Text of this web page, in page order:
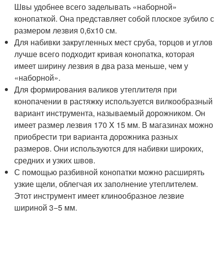
Швы удобнее всего заделывать «наборной»
конопаткой. Она представляет собой плоское зубило с
размером лезвия 0,6x10 см.
Для набивки закругленных мест сруба, торцов и углов
лучше всего подходит кривая конопатка, которая
имеет ширину лезвия в два раза меньше, чем у
«наборной».
Для формирования валиков утеплителя при
конопачении в растяжку используется вилкообразный
вариант инструмента, называемый дорожником. Он
имеет размер лезвия 170 X 15 мм. В магазинах можно
приобрести три варианта дорожника разных
размеров. Они используются для набивки широких,
средних и узких швов.
С помощью разбивной конопатки можно расширять
узкие щели, облегчая их заполнение утеплителем.
Этот инструмент имеет клинообразное лезвие
шириной 3−5 мм.